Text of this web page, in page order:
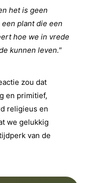
het is geen
plant die een
hoe we in vrede
kunnen leven."
zou dat
en primitief,
religieus en
we gelukkig
van de